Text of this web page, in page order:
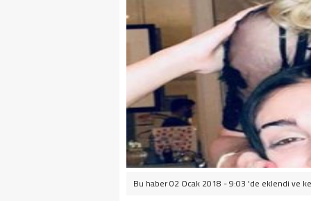
Bu haber 02 Ocak 2018 - 9:03 'de eklendi ve